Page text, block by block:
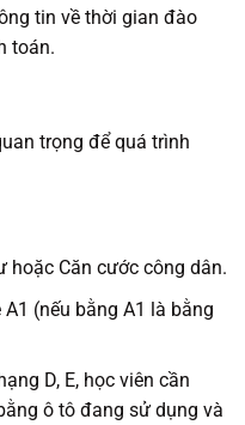
tin về thời gian đào
toán.
trọng để quá trình
hoặc Căn cước công dân.
(nếu bằng A1 là bằng
D, E, học viên cần
ô tô đang sử dụng và